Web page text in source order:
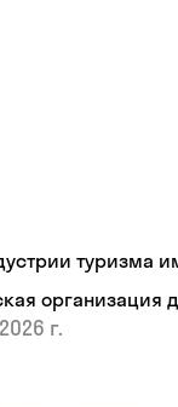
туризма
организация
2026 г.